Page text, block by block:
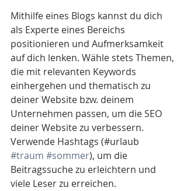
Mithilfe eines Blogs kannst du dich
als Experte eines Bereichs
positionieren und Aufmerksamkeit
auf dich lenken. Wähle stets Themen,
die mit relevanten Keywords
einhergehen und thematisch zu
deiner Website bzw. deinem
Unternehmen passen, um die SEO
deiner Website zu verbessern.
Verwende Hashtags (#urlaub
#traum #sommer), um die
Beitragssuche zu erleichtern und
viele Leser zu erreichen.